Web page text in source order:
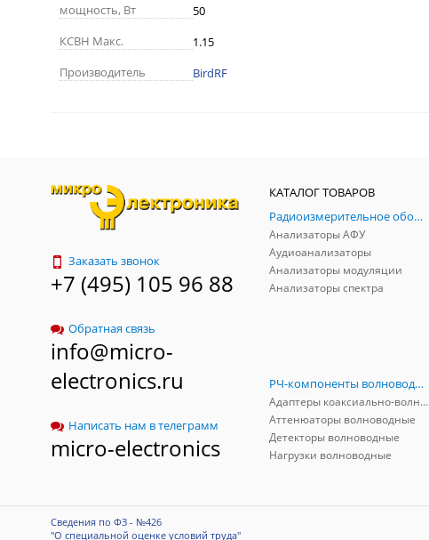
мощность, Вт
50
КСВН Макс.
1.15
Производитель
BirdRF
Заказать звонок
+7 (495) 105 96 88
Обратная связь
info@micro-
electronics.ru
Написать нам в телеграмм
micro-electronics
КАТАЛОГ ТОВАРОВ
Радиоизмерительное оборудование
Анализаторы АФУ
Аудиоанализаторы
Анализаторы модуляции
Анализаторы спектра
РЧ-компоненты волноводные
Адаптеры коаксиально-волноводные
Аттенюаторы волноводные
Детекторы волноводные
Нагрузки волноводные
Сведения по ФЗ - №426
"О специальной оценке условий труда"